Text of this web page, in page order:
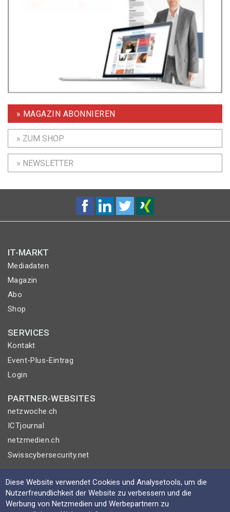
» MAGAZIN ABONNIEREN
» ZUM SHOP
» NEWSLETTER
IT-MARKT
Mediadaten
Magazin
Abo
Shop
SERVICES
Kontakt
Event-Plus-Eintrag
Login
PARTNER-WEBSITES
netzwoche.ch
ICTjournal
netzmedien.ch
Swisscybersecurity.net
© NETZMEDIEN AG 2026
Impressum
AGB
Diese Website verwendet Cookies und Analysetools, um die
Nutzerfreundlichkeit der Website zu verbessern und die
Werbung von Netzmedien und Werbepartnern zu